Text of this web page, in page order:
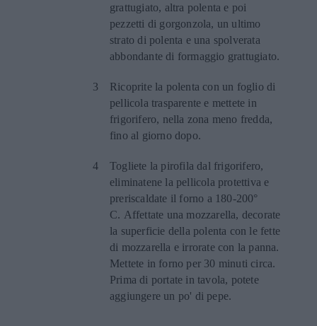
grattugiato, altra polenta e poi
pezzetti di gorgonzola, un ultimo
strato di polenta e una spolverata
abbondante di formaggio grattugiato.
Ricoprite la polenta con un foglio di
pellicola trasparente e mettete in
frigorifero, nella zona meno fredda,
fino al giorno dopo.
Togliete la pirofila dal frigorifero,
eliminatene la pellicola protettiva e
preriscaldate il forno a 180-200°
C. Affettate una mozzarella, decorate
la superficie della polenta con le fette
di mozzarella e irrorate con la panna.
Mettete in forno per 30 minuti circa.
Prima di portate in tavola, potete
aggiungere un po' di pepe.